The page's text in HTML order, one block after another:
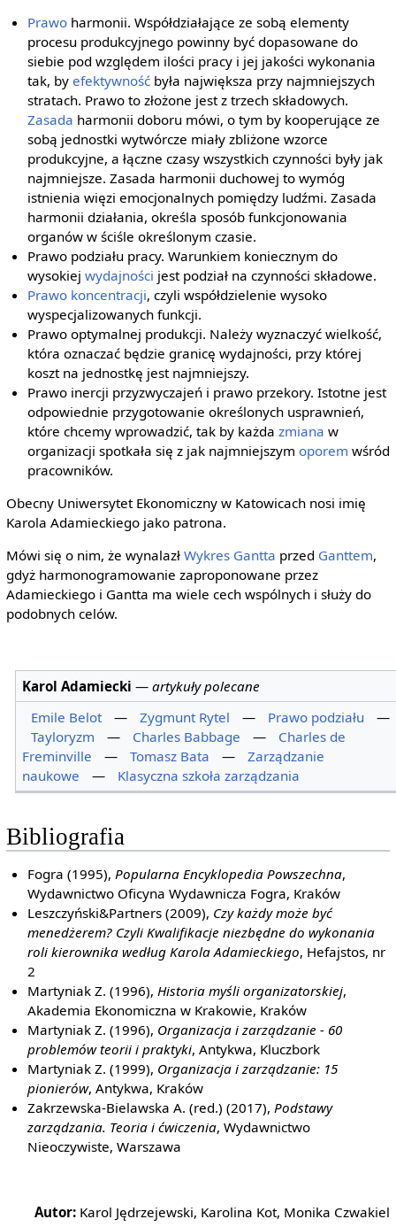
Prawo harmonii. Współdziałające ze sobą elementy
procesu produkcyjnego powinny być dopasowane do
siebie pod względem ilości pracy i jej jakości wykonania
tak, byefektywność była największa przy najmniejszych
stratach. Prawo to złożone jest z trzech składowych.
Zasada harmonii doboru mówi, o tym by kooperujące ze
sobą jednostki wytwórcze miały zbliżone wzorce
produkcyjne, a łączne czasy wszystkich czynności były jak
najmniejsze. Zasada harmonii duchowej to wymóg
istnienia więzi emocjonalnych pomiędzy ludźmi. Zasada
harmonii działania, określa sposób funkcjonowania
organów w ściśle określonym czasie.
Prawo podziału pracy. Warunkiem koniecznym do
wysokiejwydajności jest podział na czynności składowe.
Prawo koncentracji, czyli współdzielenie wysoko
wyspecjalizowanych funkcji.
Prawo optymalnej produkcji. Należy wyznaczyć wielkość,
która oznaczać będzie granicę wydajności, przy której
koszt na jednostkę jest najmniejszy.
Prawo inercji przyzwyczajeń i prawo przekory. Istotne jest
odpowiednie przygotowanie określonych usprawnień,
które chcemy wprowadzić, tak by każdazmiana w
organizacji spotkała się z jak najmniejszymoporem wśród
pracowników.
Obecny Uniwersytet Ekonomiczny w Katowicach nosi imię
Karola Adamieckiego jako patrona.
Mówi się o nim, że wynalazł Wykres Gantta przed Ganttem,
gdyż harmonogramowanie zaproponowane przez
Adamieckiego i Gantta ma wiele cech wspólnych i służy do
podobnych celów.
Karol Adamiecki —artykuły polecane
Emile Belot
— Zygmunt Rytel — Prawo podziału
—
Tayloryzm
— Charles Babbage —
Charles de
Freminville
— Tomasz Bata —
Zarządzanie
naukowe
— Klasyczna szkoła zarządzania
Bibliografia
Fogra (1995), Popularna Encyklopedia Powszechna,
Wydawnictwo Oficyna Wydawnicza Fogra, Kraków
Leszczyński&Partners (2009), Czy każdy może być
menedżerem? Czyli Kwalifikacje niezbędne do wykonania
roli kierownika według Karola Adamieckiego, Hefajstos, nr
2
Martyniak Z. (1996), Historia myśli organizatorskiej,
Akademia Ekonomiczna w Krakowie, Kraków
Martyniak Z. (1996), Organizacja i zarządzanie - 60
problemów teorii i praktyki, Antykwa, Kluczbork
Martyniak Z. (1999), Organizacja i zarządzanie: 15
pionierów, Antykwa, Kraków
Zakrzewska-Bielawska A. (red.) (2017), Podstawy
zarządzania. Teoria i ćwiczenia, Wydawnictwo
Nieoczywiste, Warszawa
Autor: Karol Jędrzejewski, Karolina Kot, Monika Czwakiel